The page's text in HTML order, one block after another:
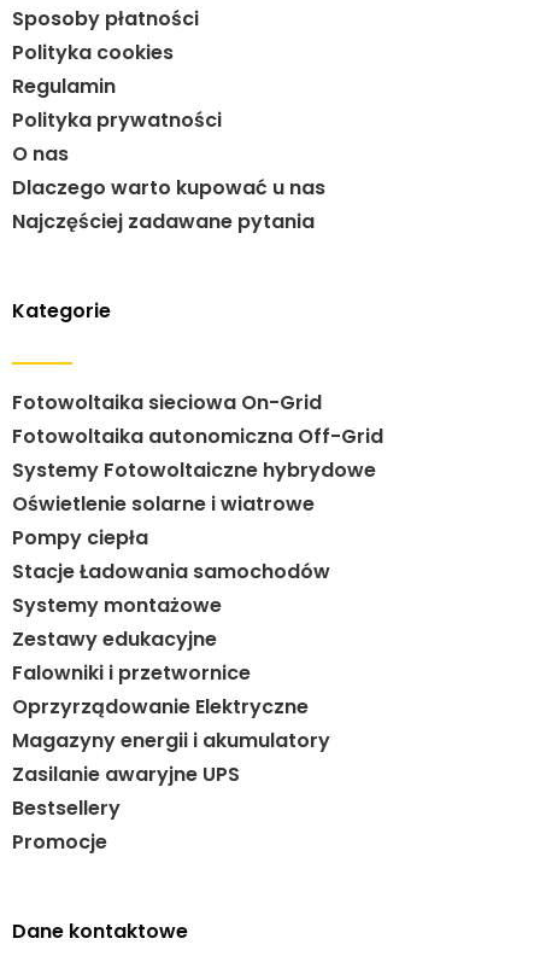
Sposoby płatności
Polityka cookies
Regulamin
Polityka prywatności
O nas
Dlaczego warto kupować u nas
Najczęściej zadawane pytania
Kategorie
Fotowoltaika sieciowa On-Grid
Fotowoltaika autonomiczna Off-Grid
Systemy Fotowoltaiczne hybrydowe
Oświetlenie solarne i wiatrowe
Pompy ciepła
Stacje Ładowania samochodów
Systemy montażowe
Zestawy edukacyjne
Falowniki i przetwornice
Oprzyrządowanie Elektryczne
Magazyny energii i akumulatory
Zasilanie awaryjne UPS
Bestsellery
Promocje
Dane kontaktowe